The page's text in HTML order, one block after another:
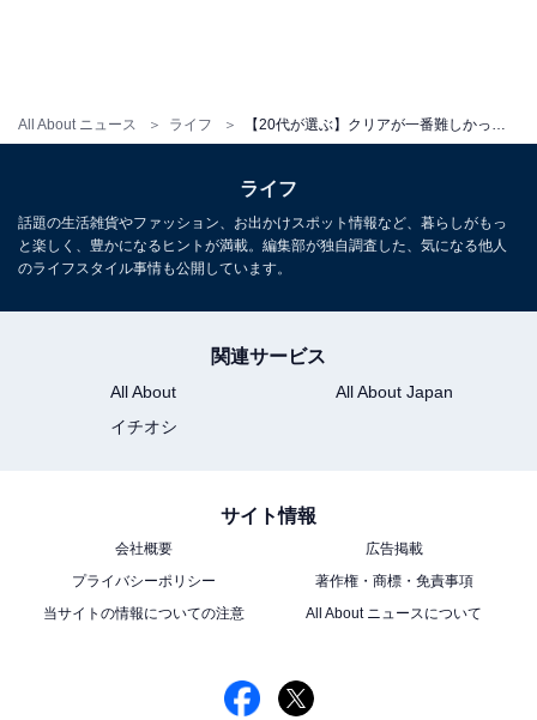
All About ニュース ライフ
ライフ
話題の生活雑貨やファッション、お出かけスポット情報など、暮らしがもっ
と楽しく、豊かになるヒントが満載。編集部が独自調査した、気になる他人
のライフスタイル事情も公開しています。
関連サービス
All About
All About Japan
イチオシ
サイト情報
会社概要
広告掲載
プライバシーポリシー
著作権・商標・免責事項
当サイトの情報についての注意
All About ニュースについて